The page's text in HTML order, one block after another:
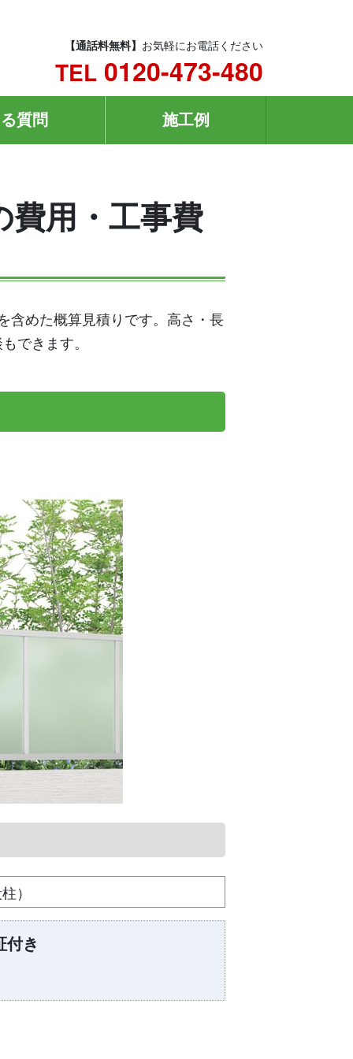
【通話料無料】 お気軽にお電話ください
TEL 0120-473-480
質問 施工例
用・工事費
含めた概算見積りです。高さ・長
できます。
）
付き